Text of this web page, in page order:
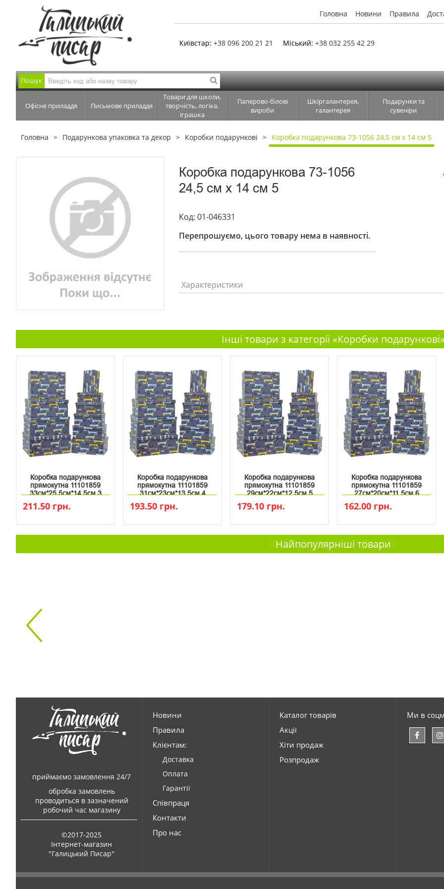
Головна Новини Правила
Київстар: +38 096 200 21 21 Міський: +38 032 255 42 29
Пошук
Офісне приладдя Письмове приладдя
Товари для школи,
творчість, логіка,
іграшка
Паперово-білові
вироби
Шкіргалантерея,
галантерея
Подарунки та
сувеніри
Головна Подарункова упаковка та декор Коробки подарункові Коробка подарункова 73-1056 24,5 см х 14 см 5
Коробка подарункова 73-1056
24,5 см х 14 см 5
Код: 01-046331
Перепрошуємо, цього товару нема в наявності.
Характеристики
Інші товари з категорії «Коробки
Коробка подарункова
прямокутна 11101859
33см*25.5см*14.5см 3
211.50 грн.
Коробка подарункова
прямокутна 11101859
31см*23см*13.5см 4
193.50 грн.
Коробка подарункова
прямокутна 11101859
29см*22см*12.5см 5
179.10 грн.
Коробка подарункова
прямокутна 11101859
27см*20см*11.5см 6
162.00 грн.
Найпопулярніші товари
приймаємо замовлення 24/7
обробка замовлень
проводиться в зазначений
робочий час магазину
©2017-2025
Інтернет-магазин
"Галицький Писар"
Новини
Правила
Клієнтам:
Доставка
Оплата
Гарантії
Співпраця
Контакти
Про нас
Каталог товарів
Акції
Хіти продаж
Розпродаж
Ми в